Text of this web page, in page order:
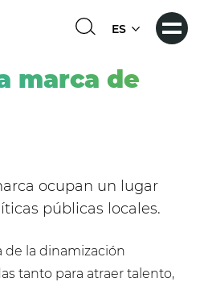
Select
marca de
ocupan un lugar
públicas locales.
de la dinamización
tanto para atraer talento,